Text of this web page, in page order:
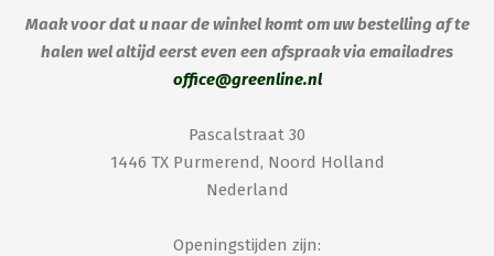
Maak voor dat u naar de winkel komt om uw bestelling af te
halen wel altijd eerst even een afspraak via emailadres
office@greenline.nl
Pascalstraat 30
1446 TX Purmerend, Noord Holland
Nederland
Openingstijden zijn: